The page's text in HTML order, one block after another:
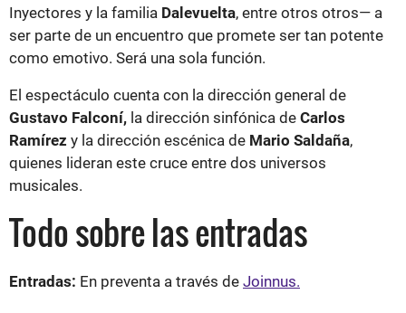
Inyectores y la familia Dalevuelta, entre otros otros— a
ser parte de un encuentro que promete ser tan potente
como emotivo. Será una sola función.
El espectáculo cuenta con la dirección general de
Gustavo Falconí, la dirección sinfónica de Carlos
Ramírez y la dirección escénica de Mario Saldaña,
quienes lideran este cruce entre dos universos
musicales.
Todo sobre las entradas
Entradas: En preventa a través de Joinnus.